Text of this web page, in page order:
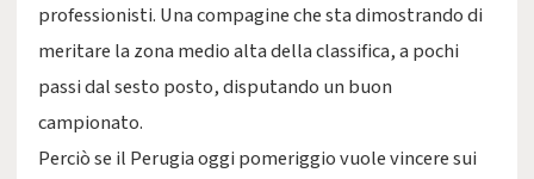
professionisti. Una compagine che sta dimostrando di
meritare la zona medio alta della classifica, a pochi
passi dal sesto posto, disputando un buon
campionato.
Perciò se il Perugia oggi pomeriggio vuole vincere sui